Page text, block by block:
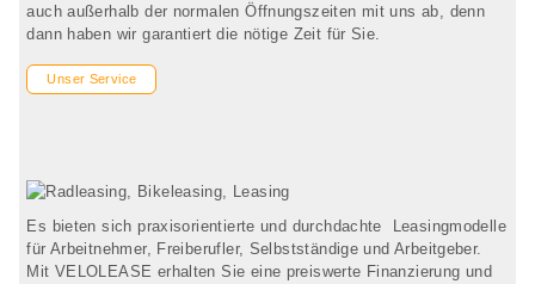
auch außerhalb der normalen Öffnungszeiten mit uns ab, denn
dann haben wir garantiert die nötige Zeit für Sie.
Unser Service
Es bieten sich praxisorientierte und durchdachte Leasingmodelle
für Arbeitnehmer, Freiberufler, Selbstständige und Arbeitgeber.
Mit VELOLEASE erhalten Sie eine preiswerte Finanzierung und